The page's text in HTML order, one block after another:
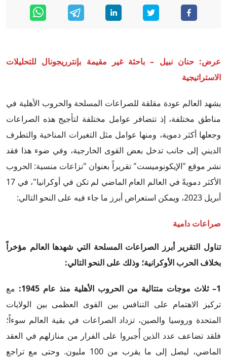
عرض: حنان نبيل – باحثة غير مقيمة بإنترريجونال للتحليلات
الاستراتيجية
يشهد العالم عودة مقلقة للصراعات المسلحة والحروب الأهلية في
مناطق مختلفة، إذ تتضافر عوامل مختلفة لتأجيج هذه الصراعات
وجعلها أكثر دموية، ومنها عوامل مثل التغيرات المناخية والتطرف
الديني إلى جانب تدخل بعض القوى الخارجية، وفي ضوء هذا فقد
نشر موقع "الإيكونوميست" تقريراً بعنوان "نزاعات منسية: الحروب
الأكثر دمويةً في العالم العام الماضي لم تكن في أوكرانيا"، في 17
أبريل 2023، ويمكن استعراض أبرز ما جاء فيه على النحو التالي:
صراعات دامية
تناول التقرير أبرز الصراعات المسلحة التي شهدها العالم مؤخراً
بخلاف الحرب الأوكرانية؛ وذلك على النحو التالي:
1– ثلاث موجات متتالية من الحروب الأهلية منذ عام 1945:
مع
تركيز الاهتمام على التنافس بين القوى العظمى بين الولايات
المتحدة وروسيا والصين، تزداد الصراعات في بقية العالم سوءاً؛
فلقد تضاعف عدد الذين أُجبروا على الفرار من منازلهم في العقد
الماضي، ليصل إلى ما يقرب من 100 مليون. وحتى مع تراجع